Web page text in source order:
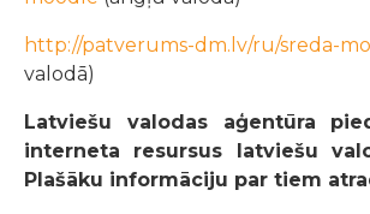
http://patverums-dm.lv/ru/sreda-
valodā)
Latviešu valodas aģentūra
interneta resursus latviešu
Plašāku informāciju par tiem